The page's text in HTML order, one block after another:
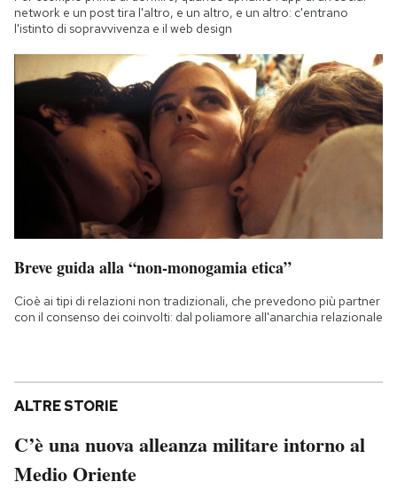
network e un post tira l'altro, e un altro, e un altro: c'entrano
l'istinto di sopravvivenza e il web design
Breve guida alla “non-monogamia etica”
Cioè ai tipi di relazioni non tradizionali, che prevedono più partner
con il consenso dei coinvolti: dal poliamore all'anarchia relazionale
ALTRE STORIE
C’è una nuova alleanza militare intorno al
Medio Oriente